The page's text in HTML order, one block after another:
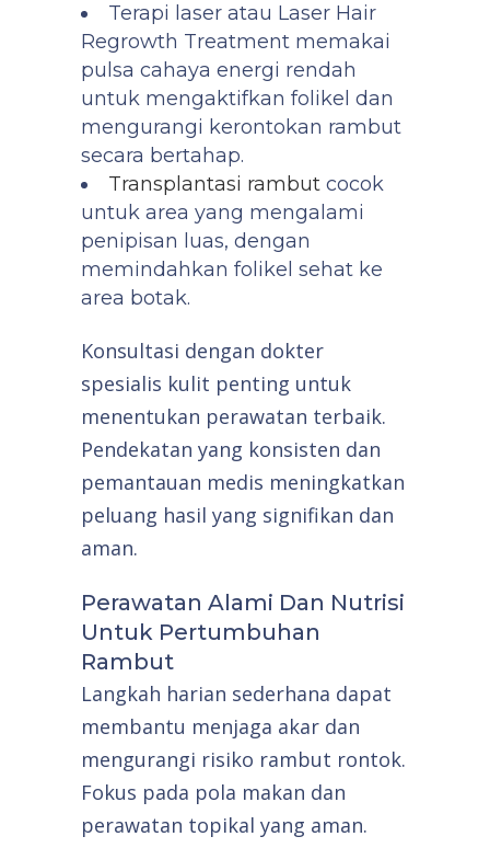
Terapi laser atau Laser Hair
Regrowth Treatment memakai
pulsa cahaya energi rendah
untuk mengaktifkan folikel dan
mengurangi kerontokan rambut
secara bertahap.
Transplantasi rambut cocok
untuk area yang mengalami
penipisan luas, dengan
memindahkan folikel sehat ke
area botak.
Konsultasi dengan dokter
spesialis kulit penting untuk
menentukan perawatan terbaik.
Pendekatan yang konsisten dan
pemantauan medis meningkatkan
peluang hasil yang signifikan dan
aman.
Perawatan Alami Dan Nutrisi
Untuk Pertumbuhan
Rambut
Langkah harian sederhana dapat
membantu menjaga akar dan
mengurangi risiko rambut rontok.
Fokus pada pola makan dan
perawatan topikal yang aman.